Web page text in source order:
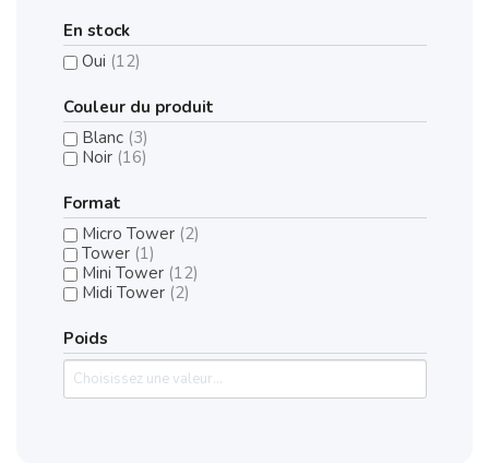
En stock
Oui (12)
Couleur du produit
Blanc (3)
Noir (16)
Format
Micro Tower (2)
Tower (1)
Mini Tower (12)
Midi Tower (2)
Poids